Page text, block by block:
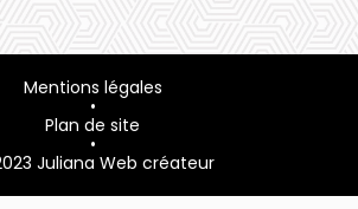
Mentions légales
•
Plan de site
•
Juliana Web créateur